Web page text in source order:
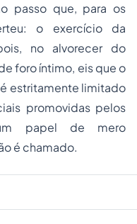
passo que, para os
o exercício da
no alvorecer do
foro íntimo, eis que o
estritamente limitado
promovidas pelos
um papel de mero
é chamado.